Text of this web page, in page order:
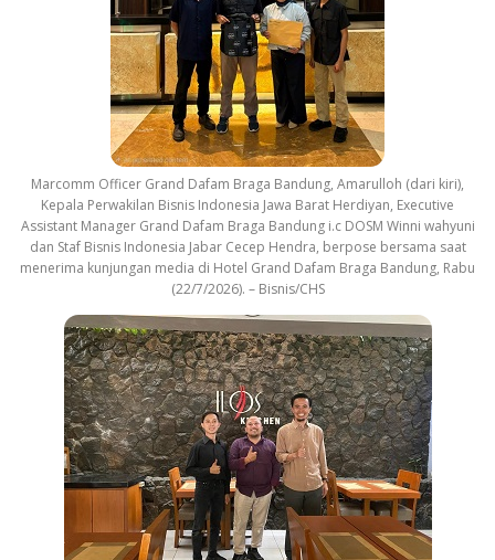
Marcomm Officer Grand Dafam Braga Bandung, Amarulloh (dari kiri),
Kepala Perwakilan Bisnis Indonesia Jawa Barat Herdiyan, Executive
Assistant Manager Grand Dafam Braga Bandung i.c DOSM Winni wahyuni
dan Staf Bisnis Indonesia Jabar Cecep Hendra, berpose bersama saat
menerima kunjungan media di Hotel Grand Dafam Braga Bandung, Rabu
(22/7/2026). – Bisnis/CHS